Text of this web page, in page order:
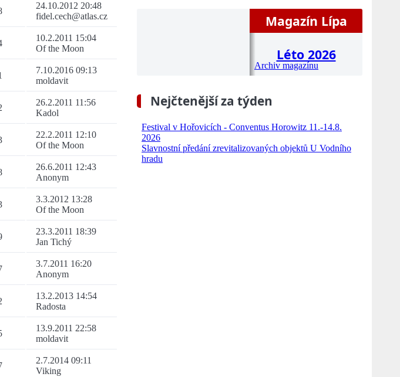
24.10.2012 20:48
fidel.cech@atlas.cz
10.2.2011 15:04
Of the Moon
7.10.2016 09:13
moldavit
26.2.2011 11:56
Kadol
22.2.2011 12:10
Of the Moon
26.6.2011 12:43
Anonym
3.3.2012 13:28
Of the Moon
23.3.2011 18:39
Jan Tichý
3.7.2011 16:20
Anonym
13.2.2013 14:54
Radosta
13.9.2011 22:58
moldavit
2.7.2014 09:11
Viking
Magazín Lípa
Léto 2026
Archiv magazínu
Nejčtenější za týden
Festival v Hořovicích - Conventus Horowitz 11.-14.8.
2026
Slavnostní předání zrevitalizovaných objektů U Vodního
hradu